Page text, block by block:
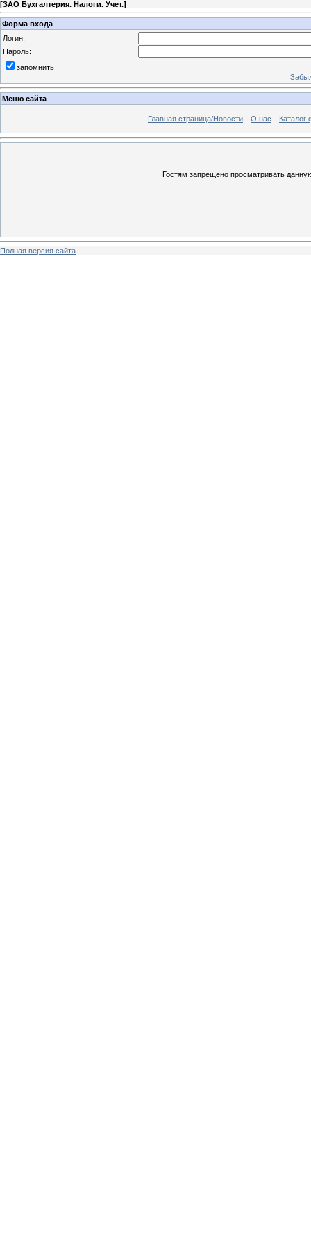
[ЗАО Бухгалтерия. Налоги. Учет.]
Форма входа
Логин:
Пароль:
запомнить
Меню сайта
Главная страница/Новости О нас Каталог
Гостям запрещено просматривать
Полная версия сайта